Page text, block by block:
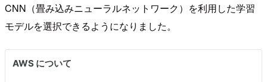
CNN（畳み込みニューラルネットワーク）を利用した学習
モデルを選択できるようになりました。